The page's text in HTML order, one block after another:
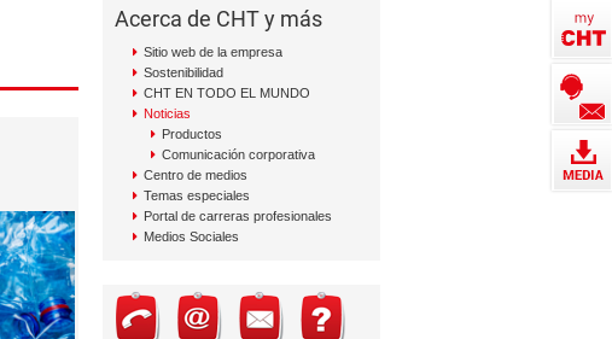
Acerca de CHT y más
Sitio web de la empresa
Sostenibilidad
CHT EN TODO EL MUNDO
Noticias
Productos
Comunicación corporativa
Centro de medios
Temas especiales
Portal de carreras profesionales
Medios Sociales